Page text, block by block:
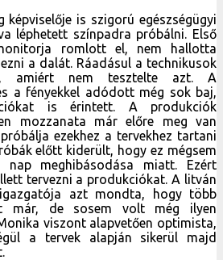
képviselője is szigorú egészségügyi
léphetett színpadra próbálni. Első
romlott el, nem hallotta
a dalát. Ráadásul a technikusok
amiért nem tesztelte azt. A
a fényekkel adódott még sok baj,
is érintett. A produkciók
mozzanata már előre meg van
ezekhez a tervekhez tartani
előtt kiderült, hogy ez mégsem
nap meghibásodása miatt. Ezért
tervezni a produkciókat. A litván
azt mondta, hogy több
már, de sosem volt még ilyen
viszont alapvetően optimista,
a tervek alapján sikerül majd